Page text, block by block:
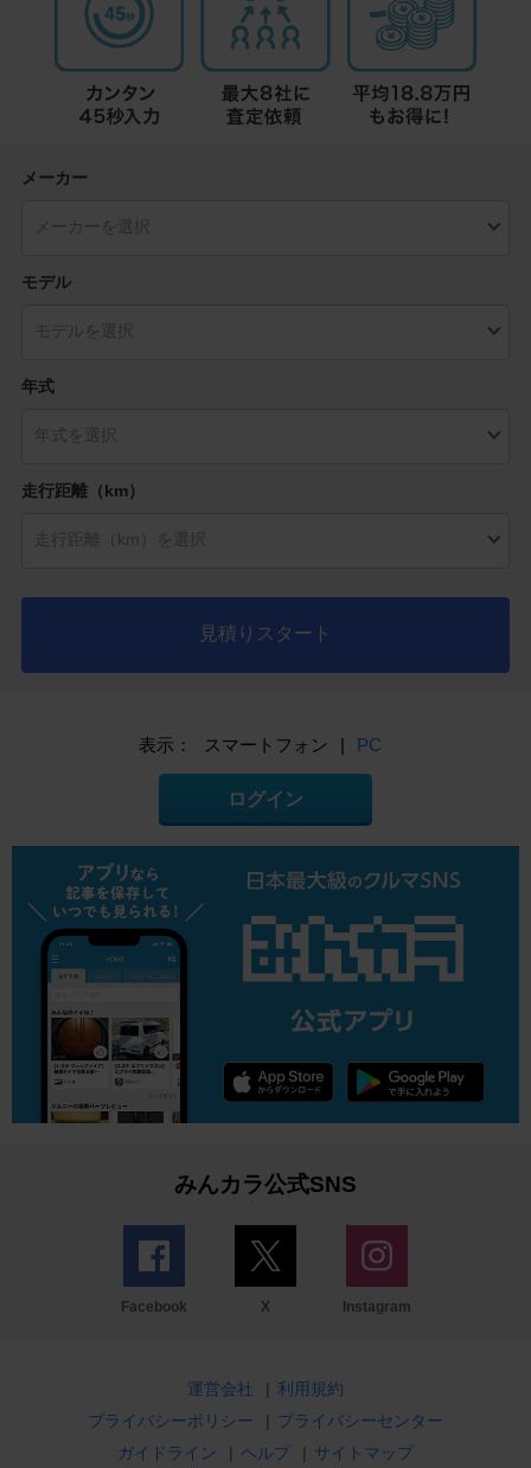
メーカー
モデル
年式
走行距離（km）
見積りスタート
表示： スマートフォン | PC
ログイン
みんカラ公式SNS
Facebook X Instagram
運営会社 | 利用規約
プライバシーポリシー
| プライバシーセンター
ガイドライン
| ヘルプ | サイトマップ